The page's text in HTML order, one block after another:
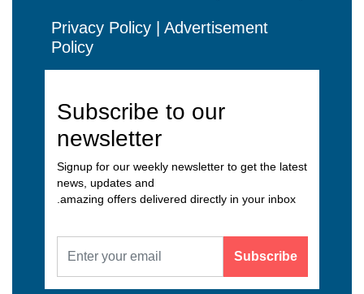
Privacy Policy
Advertisement
Policy
Subscribe to our
newsletter
Signup for our weekly newsletter to get the latest
news, updates and
amazing offers delivered directly in your inbox.
Subscribe